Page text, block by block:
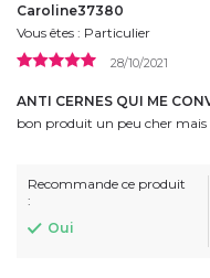
Caroline37380
Vous êtes : Particulier
28/10/2021
ANTI CERNES QUI ME
bon produit un peu cher
Recommande ce produit
:
Oui